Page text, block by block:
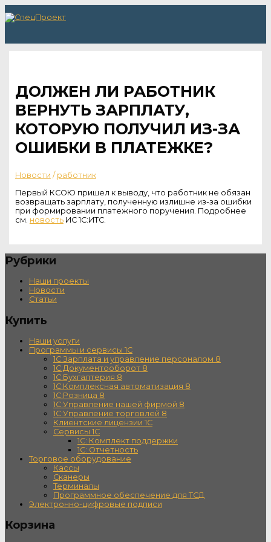
к
ДОЛЖЕН ЛИ РАБОТНИК
ВЕРНУТЬ ЗАРПЛАТУ,
КОТОРУЮ ПОЛУЧИЛ ИЗ-ЗА
ОШИБКИ В ПЛАТЕЖКЕ?
Новости / работник
Первый КСОЮ пришел к выводу, что работник не обязан
возвращать зарплату, полученную излишне из-за ошибки
при формировании платежного поручения. Подробнее
см. новостьИС 1С:ИТС.
Рубрики
Наши проекты
Новости
Статьи
Купить
Наши услуги
Программы и сервисы 1С
1С:Зарплата и управление персоналом 8
1С:Документооборот 8
1С:Бухгалтерия 8
1С:Комплексная автоматизация 8
1С:Розница 8
1С:Управление нашей фирмой 8
1С:Управление торговлей 8
Клиентские лицензии 1С
Сервисы 1С
1С: Комплект поддержки
1С: Отчетность
Торговое оборудование
Кассы
Сканеры
Терминалы
Программное обеспечение для ТСД
Электронно-цифровые подписи
Корзина